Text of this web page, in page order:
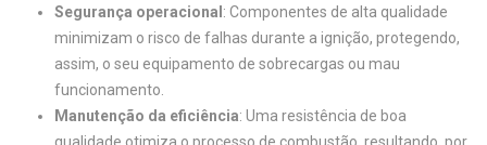
Segurança operacional : Componentes de alta qualidade
minimizam o risco de falhas durante a ignição, protegendo,
assim, o seu equipamento de sobrecargas ou mau
funcionamento.
Manutenção da eficiência: Uma resistência de boa